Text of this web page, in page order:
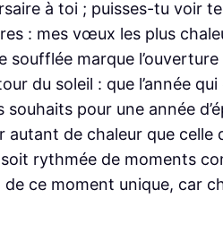
à toi ; puisses-tu voir
: mes vœux les plus
soufflée marque
du soleil : que l’année
souhaits pour une année
autant de chaleur que
rythmée de moments
ce moment unique, car